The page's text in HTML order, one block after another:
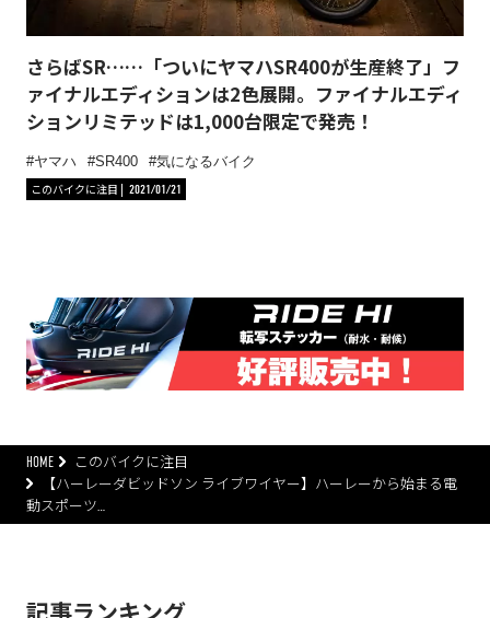
さらばSR……「ついにヤマハSR400が生産終了」フ
ァイナルエディションは2色展開。ファイナルエディ
ションリミテッドは1,000台限定で発売！
ヤマハ SR400
気になるバイク
このバイクに注目
2021/01/21
HOME
このバイクに注目
【ハーレーダビッドソン ライブワイヤー】ハーレーから始まる電
動スポーツ…
記事ランキング